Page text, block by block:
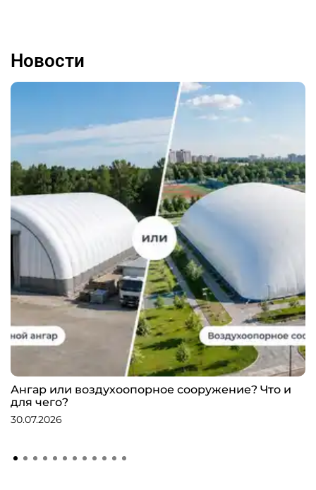
Новости
Ангар или воздухоопорное сооружение? Что и
для чего?
30.07.2026